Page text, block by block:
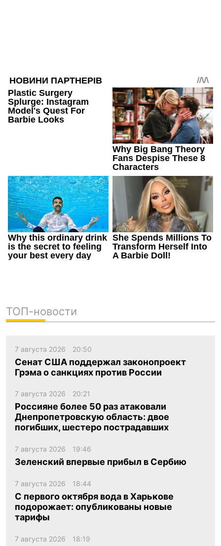
ТОП-новости
7 августа 2026 20:50
Сенат США поддержал законопроект
Грэма о санкциях против России
7 августа 2026 20:21
Россияне более 50 раз атаковали
Днепропетровскую область: двое
погибших, шестеро пострадавших
7 августа 2026 19:46
Зеленский впервые прибыл в Сербию
7 августа 2026 18:44
С первого октября вода в Харькове
подорожает: опубликованы новые
тарифы
7 августа 2026 18:19